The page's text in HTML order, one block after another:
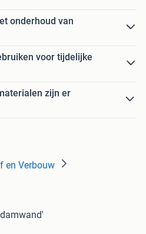
onderhoud van
voor tijdelijke
zijn er
en Verbouw